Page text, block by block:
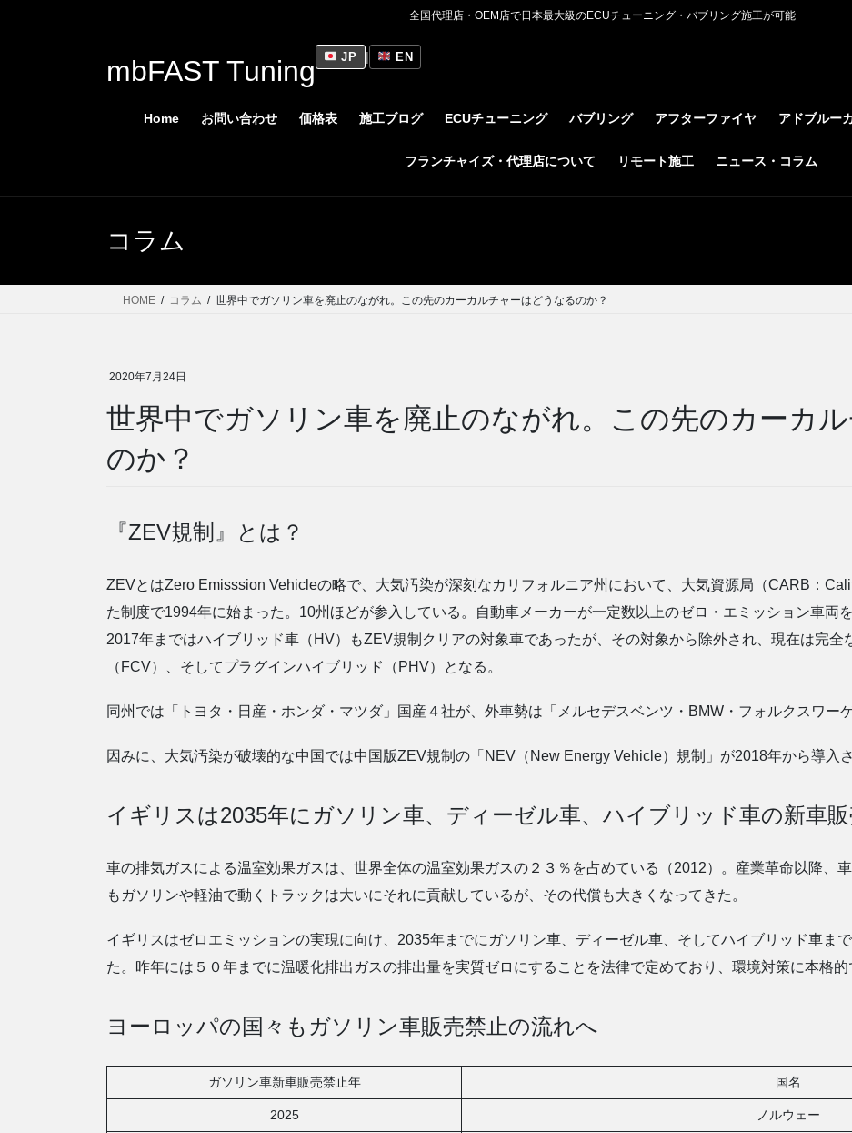
全国代理店・OEM店で日本最大級のECUチューニング・バブリング施工が可能
mbFAST Tuning JP EN
Home お問い合わせ 価格表 施工ブログ ECUチューニング バブリング アフターファイヤ アドブルー
フランチャイズ・代理店について リモート施工 ニュース・コラム
コラム
HOME コラム 世界中でガソリン車を廃止のながれ。この先のカーカルチャーはどうなるのか？
2020年7月24日
世界中でガソリン車を廃止のながれ。この先のカーカ
のか？
『ZEV規制』とは？
ZEVとはZero Emisssion Vehicleの略で、大気汚染が深刻なカリフォルニア州において、大気資源局（CARB：
た制度で1994年に始まった。10州ほどが参入している。自動車メーカーが一定数以上のゼロ・エミッション車両
2017年まではハイブリッド車（HV）もZEV規制クリアの対象車であったが、その対象から除外され、現在は完全
（FCV）、そしてプラグインハイブリッド（PHV）となる。
同州では「トヨタ・日産・ホンダ・マツダ」国産４社が、外車勢は「メルセデスベンツ・BMW・フォルクスワー
因みに、大気汚染が破壊的な中国では中国版ZEV規制の「NEV（New Energy Vehicle）規制」が2018年から導入さ
イギリスは2035年にガソリン車、ディーゼル車、ハイブリッド車の新車販
車の排気ガスによる温室効果ガスは、世界全体の温室効果ガスの２３％を占めている（2012）。産業革命以降、
もガソリンや軽油で動くトラックは大いにそれに貢献しているが、その代償も大きくなってきた。
イギリスはゼロエミッションの実現に向け、2035年までにガソリン車、ディーゼル車、そしてハイブリッド車ま
た。昨年には５０年までに温暖化排出ガスの排出量を実質ゼロにすることを法律で定めており、環境対策に本格的
ヨーロッパの国々もガソリン車販売禁止の流れへ
ガソリン車新車販売禁止年 国名
2025 ノルウェー